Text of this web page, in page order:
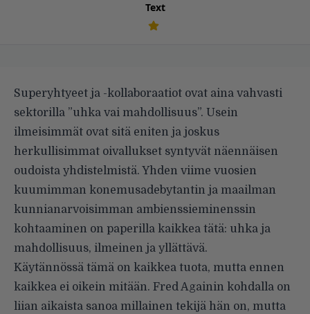
Text
Superyhtyeet ja -kollaboraatiot ovat aina vahvasti
sektorilla ”uhka vai mahdollisuus”. Usein
ilmeisimmät ovat sitä eniten ja joskus
herkullisimmat oivallukset syntyvät näennäisen
oudoista yhdistelmistä. Yhden viime vuosien
kuumimman konemusadebytantin ja maailman
kunnianarvoisimman ambienssieminenssin
kohtaaminen on paperilla kaikkea tätä: uhka ja
mahdollisuus, ilmeinen ja yllättävä.
Käytännössä tämä on kaikkea tuota, mutta ennen
kaikkea ei oikein mitään. Fred Againin kohdalla on
liian aikaista sanoa millainen tekijä hän on, mutta